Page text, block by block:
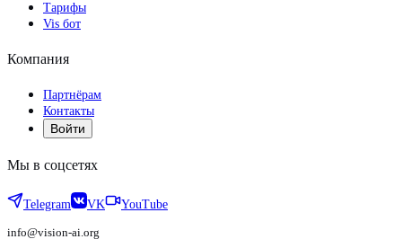
Тарифы
Vis бот
Компания
Партнёрам
Контакты
Войти
Мы в соцсетях
Telegram VK YouTube
info@vision-ai.org